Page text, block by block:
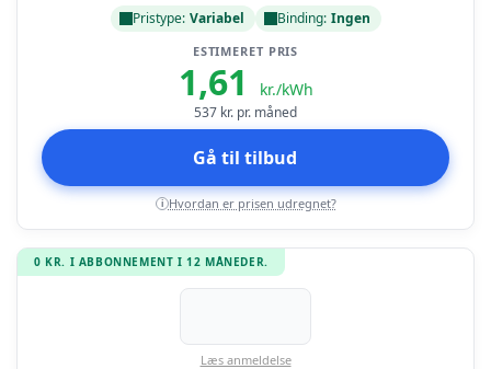
Pristype: Variabel Binding: Ingen
ESTIMERET PRIS
1,61 kr./kWh
537 kr. pr. måned
Gå til tilbud
i Hvordan er prisen udregnet?
0 KR. I ABBONNEMENT I 12 MÅNEDER.
Læs anmeldelse